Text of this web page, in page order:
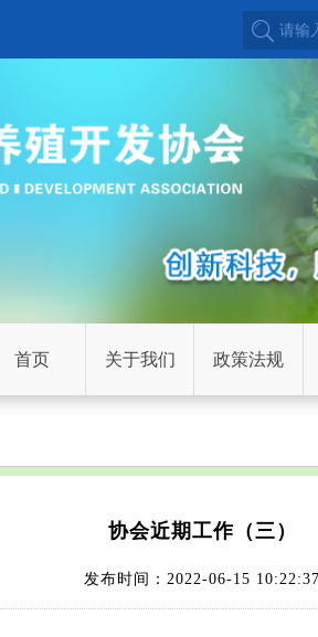
首页 关于我们 政策法规
协会近期工作（三）
发布时间：2022-06-15